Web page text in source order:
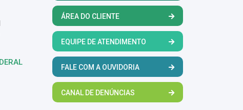
ÁREA DO CLIENTE
EQUIPE DE ATENDIMENTO
FALE COM A OUVIDORIA
CANAL DE DENÚNCIAS